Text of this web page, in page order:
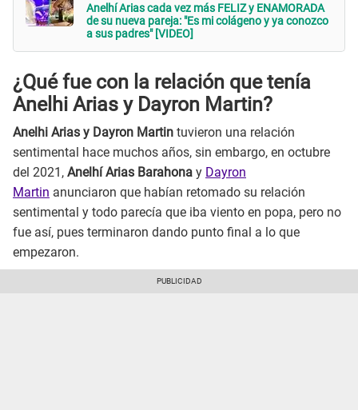
Anelhí Arias cada vez más FELIZ y ENAMORADA
de su nueva pareja: "Es mi colágeno y ya conozco
a sus padres" [VIDEO]
¿Qué fue con la relación que tenía
Anelhi Arias y Dayron Martin?
Anelhi Arias y Dayron Martin tuvieron una relación
sentimental hace muchos años, sin embargo, en octubre
del 2021, Anelhí Arias Barahona y Dayron
Martin anunciaron que habían retomado su relación
sentimental y todo parecía que iba viento en popa, pero no
fue así, pues terminaron dando punto final a lo que
empezaron.